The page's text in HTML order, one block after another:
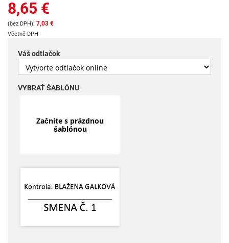
začiatok
galérie
obrázkov
8,65 €
7,03 €
Včetně DPH
Váš odtlačok
VYBRAŤ ŠABLÓNU
Začnite s prázdnou
šablónou